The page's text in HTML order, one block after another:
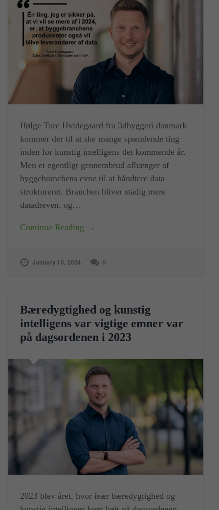
Ifølge Tore Hvidegaard fra 3dbyggeri danmark
kommer der til at ske mange spændende ting
inden for kunstig intelligens det kommende år.
Men et egentligt gennembrud afhænger af
byggebranchens evne til at håndtere data
struktureret. Branchen bliver stadig mere
datadreven, og…
Continue Reading →
January 10, 2024 0
Bæredygtighed og kunstig
intelligens var vigtige emner var
på dagsordenen i 2023
2023 blev året, hvor især bæredygtighed og